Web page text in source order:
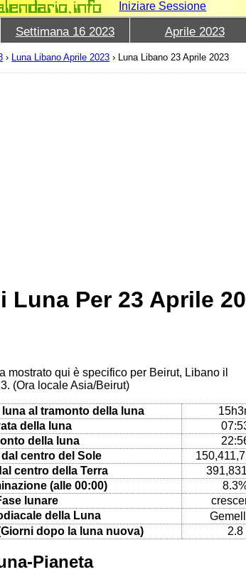
Iniziare Sessione
Settimana 16 2023 Aprile 2023
› Luna Libano Aprile 2023 › Luna Libano 23 Aprile 2023
Luna Per 23 Aprile
mostrato qui è specifico per Beirut, Libano il
(Ora locale Asia/Beirut)
luna al tramonto della luna
della luna
della luna
dal centro del Sole
centro della Terra
(alle 00:00)
lunare
della Luna
dopo la luna nuova)
2.8
Pianeta